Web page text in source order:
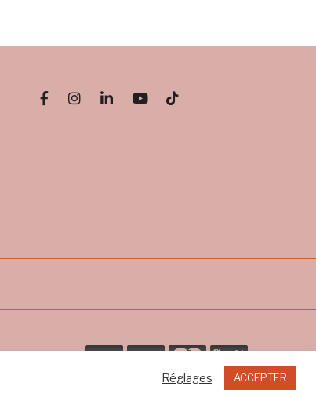
Réglages ACCEPTER